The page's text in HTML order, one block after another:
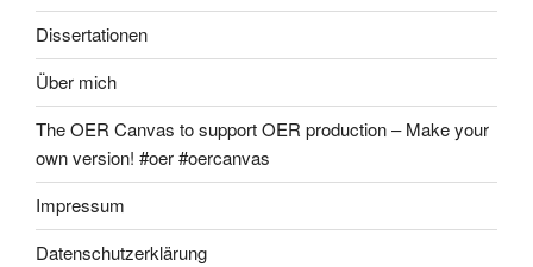
Dissertationen
Über mich
The OER Canvas to support OER production – Make your
own version! #oer #oercanvas
Impressum
Datenschutzerklärung